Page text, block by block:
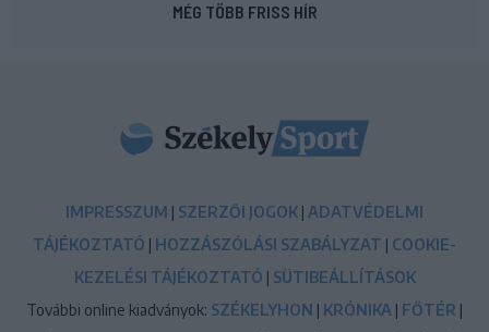
MÉG TÖBB FRISS HÍR
IMPRESSZUM | SZERZŐI JOGOK | ADATVÉDELMI
TÁJÉKOZTATÓ | HOZZÁSZÓLÁSI SZABÁLYZAT | COOKIE-
KEZELÉSI TÁJÉKOZTATÓ | SÜTIBEÁLLÍTÁSOK
További online kiadványok: SZÉKELYHON | KRÓNIKA | FŐTÉR |